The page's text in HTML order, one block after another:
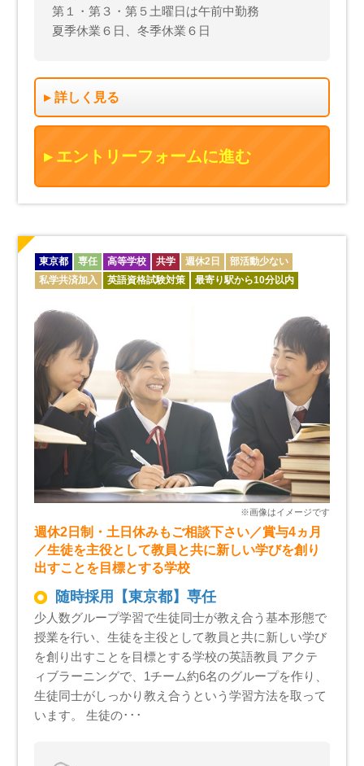
第１・第３・第５土曜日は午前中勤務
夏季休業６日、冬季休業６日
詳しく見る
エントリーフォームに進む
東京都 専任 高等学校 共学 週休2日
部活動少ない
私学共済加入
英語資格試験対策 最寄り駅から10分以内
週休2日制・土日休みもご相談下さい／賞与4ヵ月
／生徒を主役として教員と共に新しい学びを創り
出すことを目標とする学校
随時採用【東京都】専任
少人数グループ学習で生徒同士が教え合う基本形態で
授業を行い、生徒を主役として教員と共に新しい学び
を創り出すことを目標とする学校の英語教員 アクテ
ィブラーニングで、1チーム約6名のグループを作り、
生徒同士がしっかり教え合うという学習方法を取って
います。 生徒の･･･